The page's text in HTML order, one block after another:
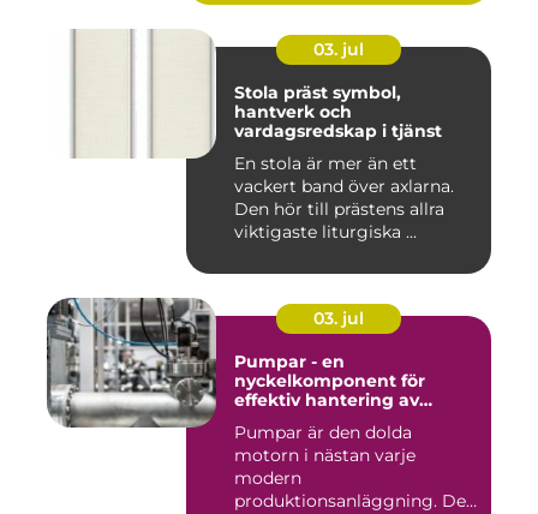
03. jul
Stola präst symbol,
hantverk och
vardagsredskap i tjänst
En stola är mer än ett
vackert band över axlarna.
Den hör till prästens allra
viktigaste liturgiska ...
03. jul
Pumpar - en
nyckelkomponent för
effektiv hantering av
Pumpar är den dolda
motorn i nästan varje
modern
produktionsanläggning. De